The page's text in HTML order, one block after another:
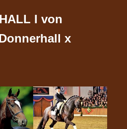
I von
x